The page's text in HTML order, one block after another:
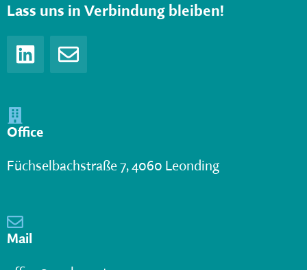
Lass uns in Verbindung bleiben!
Office
Füchselbachstraße 7, 4060 Leonding
Mail